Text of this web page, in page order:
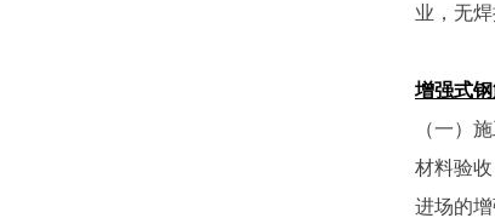
业，无
增强式
（一）
材料验收
进场的